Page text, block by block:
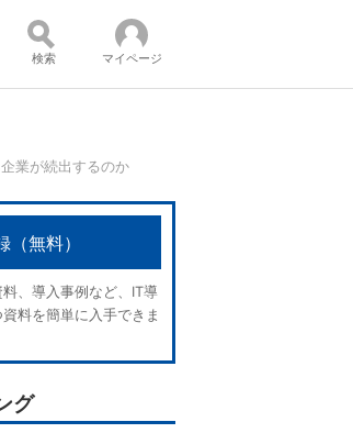
検索 マイページ
業が続出するのか
（無料）
、導入事例など、IT導
料を簡単に入手できま
グ